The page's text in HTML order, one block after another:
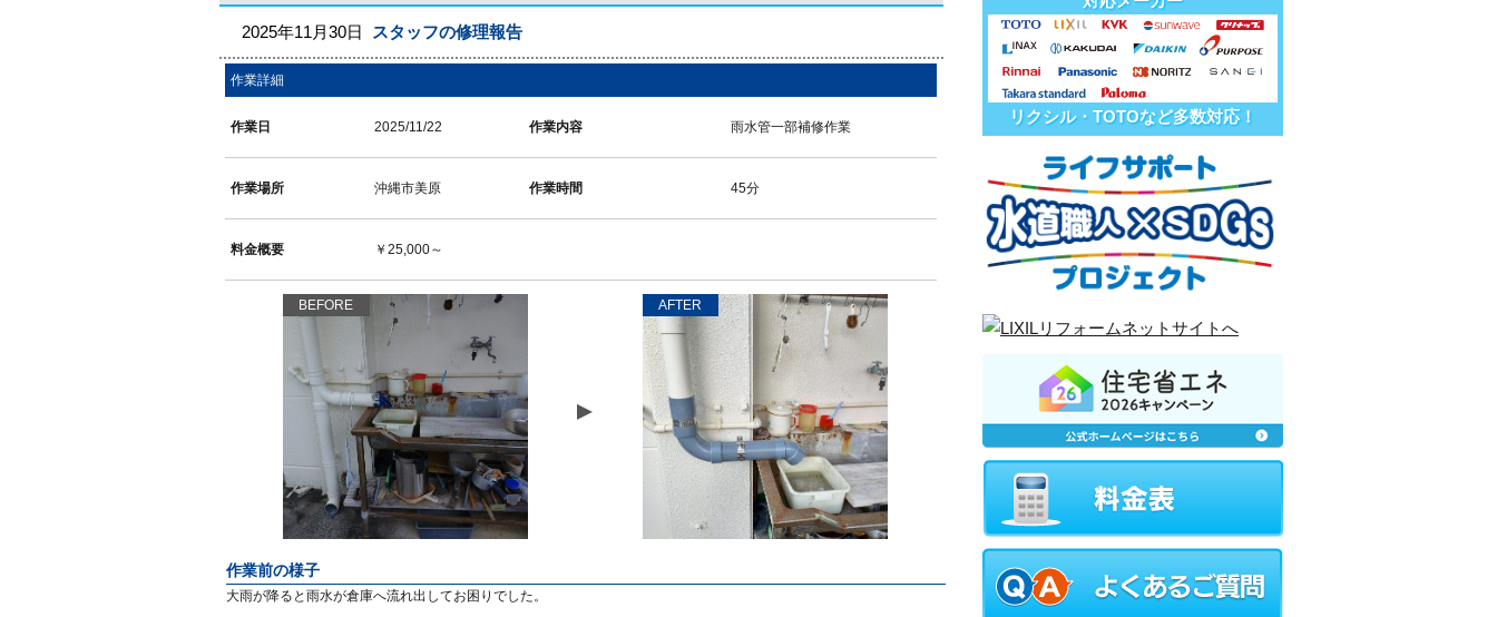
2025年11月30日 スタッフの修理報告
作業詳細
作業日 2025/11/22 作業内容 雨水管一部補修作業
作業場所 沖縄市美原 作業時間 45分
料金概要 ￥25,000～
BEFORE AFTER
作業前の様子
大雨が降ると雨水が倉庫へ流れ出してお困りでした。
リクシル・TOTOなど多数対応！